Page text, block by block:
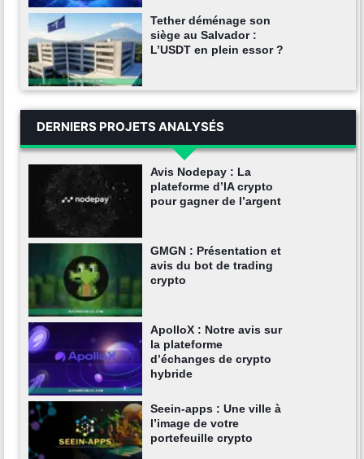
Tether déménage son
siège au Salvador :
L’USDT en plein essor ?
DERNIERS PROJETS ANALYSÉS
Avis Nodepay : La
plateforme d’IA crypto
pour gagner de l’argent
GMGN : Présentation et
avis du bot de trading
crypto
ApolloX : Notre avis sur
la plateforme
d’échanges de crypto
hybride
Seein-apps : Une ville à
l’image de votre
portefeuille crypto